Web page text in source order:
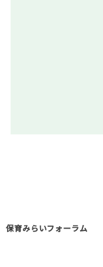
保育みらいフォーラム